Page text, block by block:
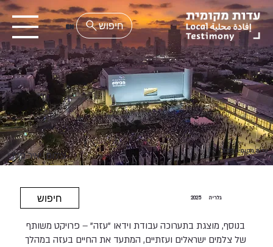
חיפוש EN
עדות מקומית 2025 צילום: יאיר פלטי
גלריה 2025 חיפוש
בנוסף, מוצגת בתערוכה עבודת וידאו "עזה" – פרויקט משותף
של צלמים ישראלים ועזתיים, המתעד את החיים בעזה במהלך